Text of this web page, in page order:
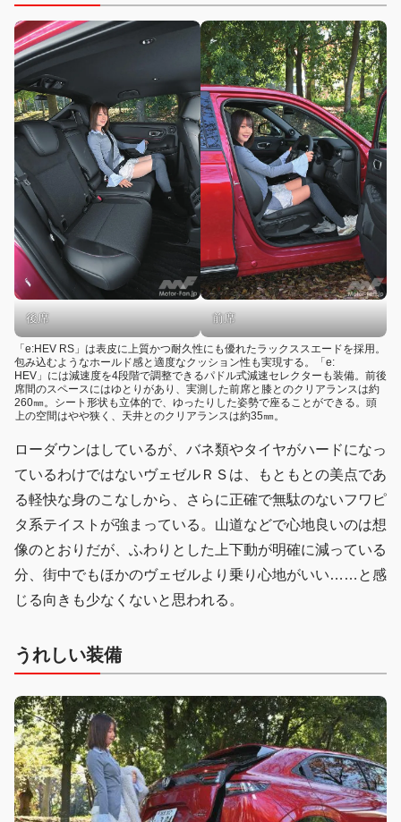
後席 前席
「e:HEV RS」は表皮に上質かつ耐久性にも優れたラックススエードを採用。
包み込むようなホールド感と適度なクッション性も実現する。「e:
HEV」には減速度を4段階で調整できるパドル式減速セレクターも装備。前後
席間のスペースにはゆとりがあり、実測した前席と膝とのクリアランスは約
260㎜。シート形状も立体的で、ゆったりした姿勢で座ることができる。頭
上の空間はやや狭く、天井とのクリアランスは約35㎜。
ローダウンはしているが、バネ類やタイヤがハードになっ
ているわけではないヴェゼルＲＳは、もともとの美点であ
る軽快な身のこなしから、さらに正確で無駄のないフワピ
タ系テイストが強まっている。山道などで心地良いのは想
像のとおりだが、ふわりとした上下動が明確に減っている
分、街中でもほかのヴェゼルより乗り心地がいい……と感
じる向きも少なくないと思われる。
うれしい装備